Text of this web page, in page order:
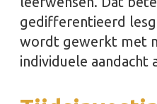
gedifferentieerd
wordt gewerkt met
individuele aandacht